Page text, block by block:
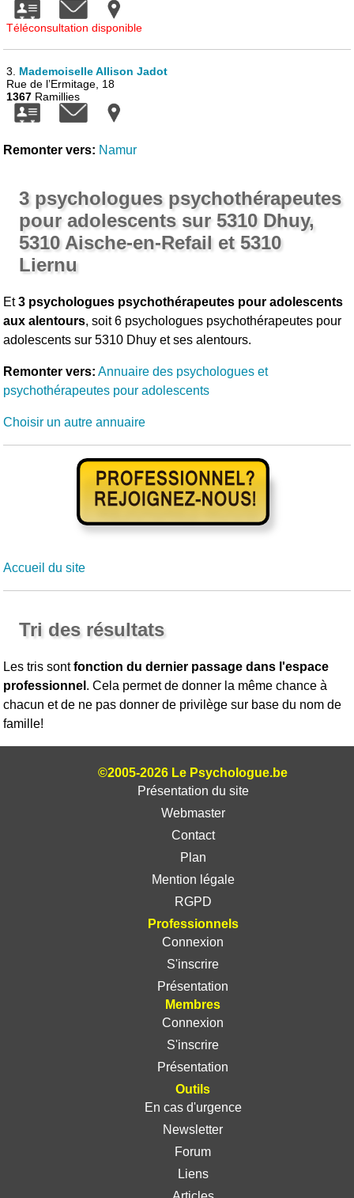
Téléconsultation disponible
3. Mademoiselle Allison Jadot
Rue de l’Ermitage, 18
1367 Ramillies
Remonter vers: Namur
3 psychologues psychothérapeutes
pour adolescents sur 5310 Dhuy,
5310 Aische-en-Refail et 5310
Liernu
Et3 psychologues psychothérapeutes pour adolescents
aux alentours, soit 6 psychologues psychothérapeutes pour
adolescents sur 5310 Dhuy et ses alentours.
Remonter vers: Annuaire des psychologues et
psychothérapeutes pour adolescents
Choisir un autre annuaire
Accueil du site
Tri des résultats
Les tris sontfonction du dernier passage dans l'espace
professionnel . Cela permet de donner la même chance à
chacun et de ne pas donner de privilège sur base du nom de
famille!
©2005-2026 Le Psychologue.be
Présentation du site
Webmaster
Contact
Plan
Mention légale
RGPD
Professionnels
Connexion
S'inscrire
Présentation
Membres
Connexion
S'inscrire
Présentation
Outils
En cas d'urgence
Newsletter
Forum
Liens